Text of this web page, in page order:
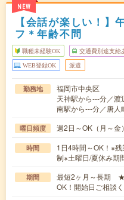
NEW
【会話が楽しい！】
フ＊年齢不問
職種未経験OK 交通費別途支給
WEB登録OK 派遣
勤務地
福岡市中央区
天神駅から---分／
南駅から---分／唐人
曜日頻度 週2日～OK（月～金）
時間
1日4時間～OK！※
制※土曜日/夏休み
期間
最短2ヶ月～長期
OK！開始日ご相談く